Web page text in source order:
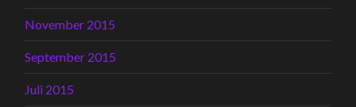
November 2015
September 2015
Juli 2015